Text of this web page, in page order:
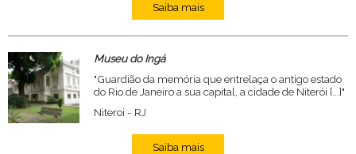
Saiba mais
Museu do Ingá
"Guardião da memória que entrelaça o antigo estado
do Rio de Janeiro a sua capital, a cidade de Niterói [...]"
Niteroi - RJ
Saiba mais